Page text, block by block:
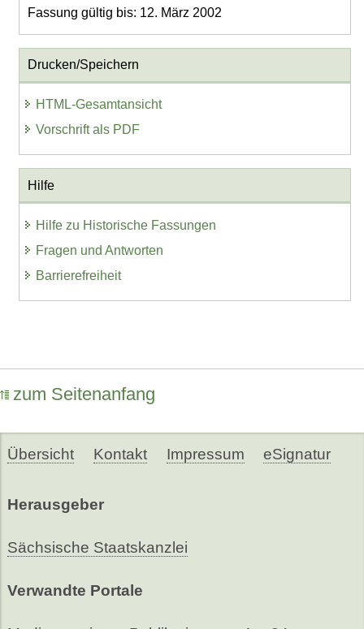
Fassung gültig bis: 12. März 2002
Drucken/Speichern
HTML-Gesamtansicht
Vorschrift als PDF
Hilfe
Hilfe zu Historische Fassungen
Fragen und Antworten
Barrierefreiheit
zum Seitenanfang
Übersicht Kontakt Impressum eSignatur
Herausgeber
Sächsische Staatskanzlei
Verwandte Portale